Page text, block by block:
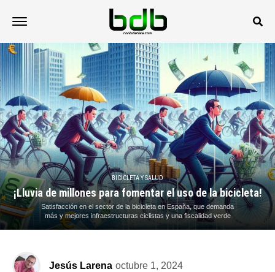
BICICLETA Y SALUD
¡Lluvia de millones para fomentar el uso de la bicicleta!
Satisfacción en el sector de la bicicleta en España, que demanda
más y mejores infraestructuras ciclistas y una fiscalidad verde
Jesús Larena octubre 1, 2024